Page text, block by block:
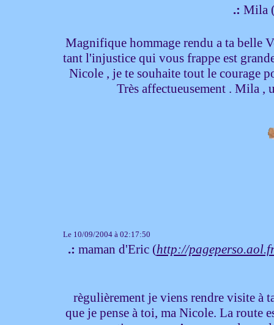
.: Mila
Magnifique hommage rendu a ta belle
tant l'injustice qui vous frappe est
Nicole , je te souhaite tout le courage
Très affectueusement . Mila ,
Le 10/09/2004 à 02:17:50
.: maman d'Eric (http://
règulièrement je viens rendre visite à
que je pense à toi, ma Nicole. La route